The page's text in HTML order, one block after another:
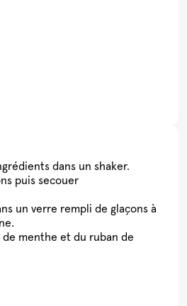
dans un shaker.
puis secouer
un verre rempli de glaçons à
menthe et du ruban de